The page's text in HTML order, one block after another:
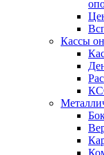
Кассы